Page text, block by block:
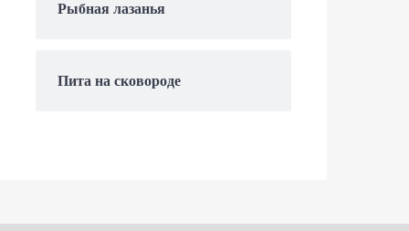
Рыбная лазанья
Пита на сковороде